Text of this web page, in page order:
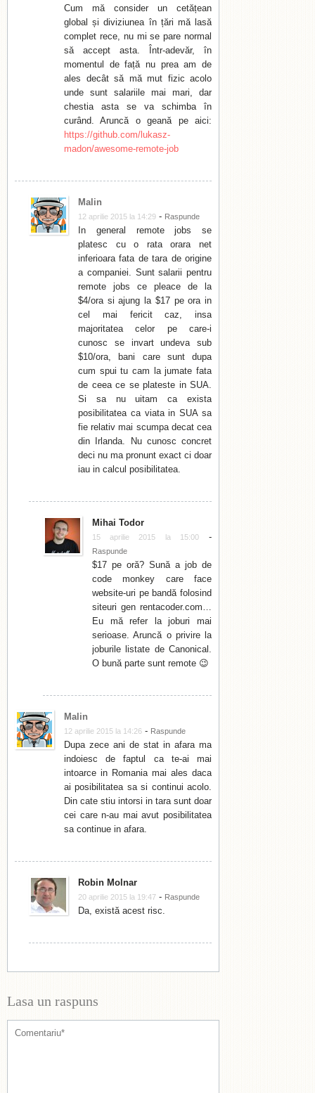
Cum mă consider un cetățean
global și diviziunea în țări mă lasă
complet rece, nu mi se pare normal
să accept asta. Într-adevăr, în
momentul de față nu prea am de
ales decât să mă mut fizic acolo
unde sunt salariile mai mari, dar
chestia asta se va schimba în
curând. Aruncă o geană pe aici:
https://github.com/lukasz-
madon/awesome-remote-job
Malin
12 aprilie 2015 la 14:29 - Raspunde
In general remote jobs se
platesc cu o rata orara net
inferioara fata de tara de origine
a companiei. Sunt salarii pentru
remote jobs ce pleace de la
$4/ora si ajung la $17 pe ora in
cel mai fericit caz, insa
majoritatea celor pe care-i
cunosc se invart undeva sub
$10/ora, bani care sunt dupa
cum spui tu cam la jumate fata
de ceea ce se plateste in SUA.
Si sa nu uitam ca exista
posibilitatea ca viata in SUA sa
fie relativ mai scumpa decat cea
din Irlanda. Nu cunosc concret
deci nu ma pronunt exact ci doar
iau in calcul posibilitatea.
Mihai Todor
15 aprilie 2015 la 15:00-
Raspunde
$17 pe oră? Sună a job de
code monkey care face
website-uri pe bandă folosind
siteuri gen rentacoder.com…
Eu mă refer la joburi mai
serioase. Aruncă o privire la
joburile listate de Canonical.
O bună parte sunt remote 😉
Malin
12 aprilie 2015 la 14:26 - Raspunde
Dupa zece ani de stat in afara ma
indoiesc de faptul ca te-ai mai
intoarce in Romania mai ales daca
ai posibilitatea sa si continui acolo.
Din cate stiu intorsi in tara sunt doar
cei care n-au mai avut posibilitatea
sa continue in afara.
Robin Molnar
20 aprilie 2015 la 19:47 - Raspunde
Da, există acest risc.
Lasa un raspuns